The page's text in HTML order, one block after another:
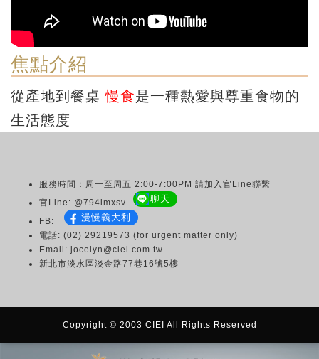
焦點介紹
從產地到餐桌慢食是一種熱愛與尊重食物的
生活態度
服務時間：周一至周五 2:00-7:00PM 請加入官Line聯繫
官Line: @794imxsv
聊天
FB: 漫慢義大利
電話: (02) 29219573 (for urgent matter only)
Email: jocelyn@ciei.com.tw
新北市淡水區淡金路77巷16號5樓
Copyright © 2003 CIEI All Rights Reserved